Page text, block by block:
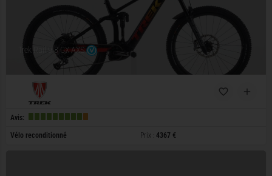
Trek Rail 9.8 GX AXS
Avis:
Vélo reconditionné Prix : 4367 €